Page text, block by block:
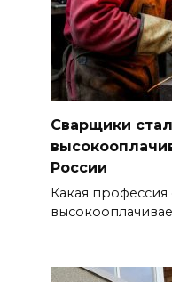
Сварщики
России
Какая профессия